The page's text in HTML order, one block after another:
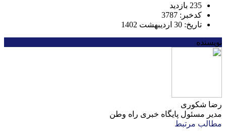
235 بازدید
کدخبر: 3787
تاریخ: 30 اردیبهشت 1402
نویسنده
رضا شکوری
مدیر مسئول پایگاه خبری راه وطن
مطالب مرتبط